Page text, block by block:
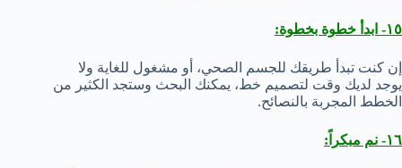
١٥- ابدأ خطوة بخطوة:
إن كنت تبدأ طريقك للجسم الصحي، أو مشغول للغاية ولا
يوجد لديك وقت لتصميم خط، يمكنك البحث وستجد الكثير من
الخطط المجربة بالنصائح.
١٦- نم مبكراً: